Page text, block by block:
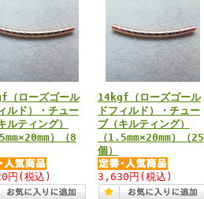
（ローズゴール
ルド）・チュー
ルティング）
）（8
円 (税込)
14kgf（ローズゴール
ドフィルド）・チュー
ブ（キルティング）
（1.5mm×20mm）（25
個）
3,630円 (税込)